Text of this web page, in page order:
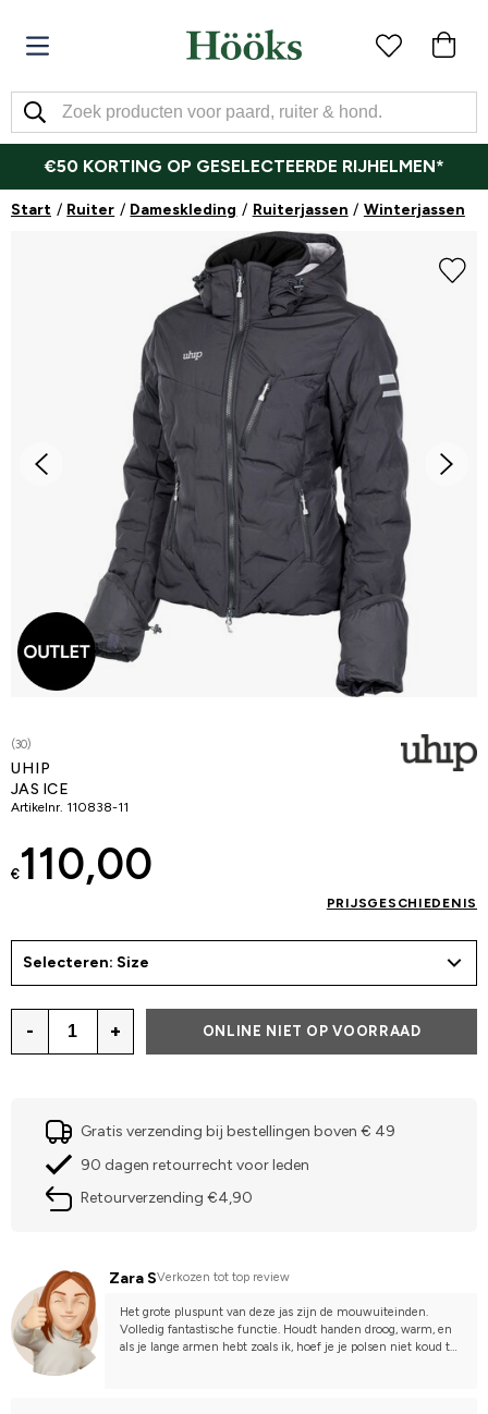
€50 KORTING OP GESELECTEERDE RIJHELMEN*
Start Ruiter Dameskleding Ruiterjassen Winterjassen
(30)
UHIP
JAS ICE
Artikelnr. 110838-11
110,00
€
PRIJSGESCHIEDENIS
Selecteren: Size
- + ONLINE NIET OP VOORRAAD
Gratis verzending bij bestellingen boven € 49
90 dagen retourrecht voor leden
Retourverzending €4,90
Zara SVerkozen tot top review
Het grote pluspunt van deze jas zijn de mouwuiteinden.
Volledig fantastische functie. Houdt handen droog, warm, en
als je lange armen hebt zoals ik, hoef je je polsen niet koud te